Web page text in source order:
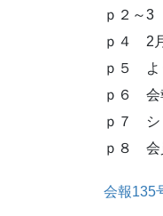
ｐ２～3
ｐ４ 2
ｐ５ よ
ｐ６ 会
ｐ７ シ
ｐ８ 会
会報135